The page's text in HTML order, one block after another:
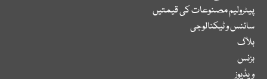
پیٹرولیم مصنوعات کی قیمتیں
سائنس و ٹیکنالوجی
بلاگ
بزنس
ویڈیوز